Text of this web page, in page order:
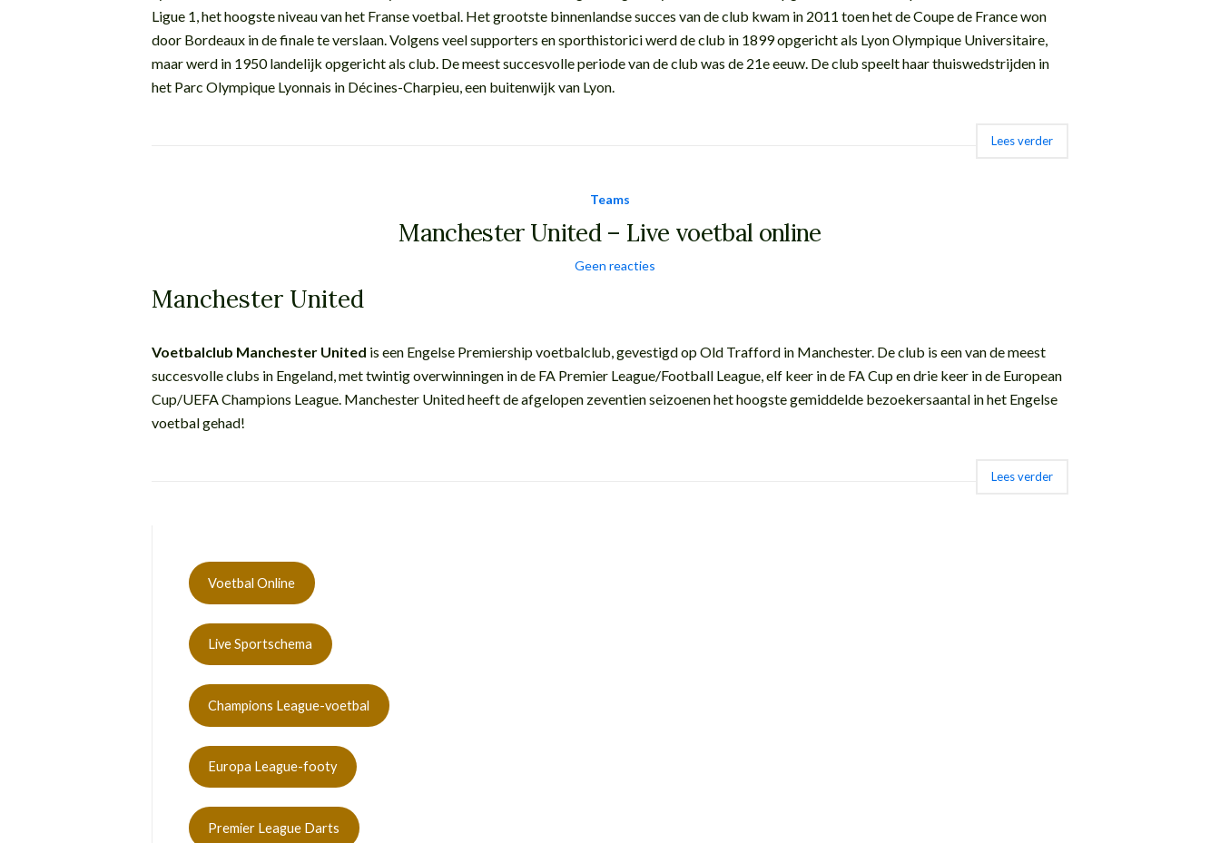
Ligue 1, het hoogste niveau van het Franse voetbal. Het grootste binnenlandse succes van de club kwam in 2011 toen het de Coupe de France won
door Bordeaux in de finale te verslaan. Volgens veel supporters en sporthistorici werd de club in 1899 opgericht als Lyon Olympique Universitaire,
maar werd in 1950 landelijk opgericht als club. De meest succesvolle periode van de club was de 21e eeuw. De club speelt haar thuiswedstrijden in
het Parc Olympique Lyonnais in Décines-Charpieu, een buitenwijk van Lyon.
Lees verder
Teams
Manchester United – Live voetbal online
Geen reacties
Manchester United
Voetbalclub Manchester United is een Engelse Premiership voetbalclub, gevestigd op Old Trafford in Manchester. De club is een van de meest
succesvolle clubs in Engeland, met twintig overwinningen in de FA Premier League/Football League, elf keer in de FA Cup en drie keer in de European
Cup/UEFA Champions League. Manchester United heeft de afgelopen zeventien seizoenen het hoogste gemiddelde bezoekersaantal in het Engelse
voetbal gehad!
Lees verder
Voetbal Online
Live Sportschema
Champions League-voetbal
Europa League-footy
Premier League Darts